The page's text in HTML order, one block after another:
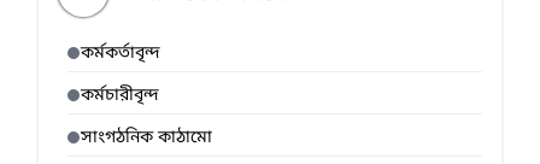
কর্মকর্তাবৃন্দ
কর্মচারীবৃন্দ
সাংগঠনিক কাঠামো